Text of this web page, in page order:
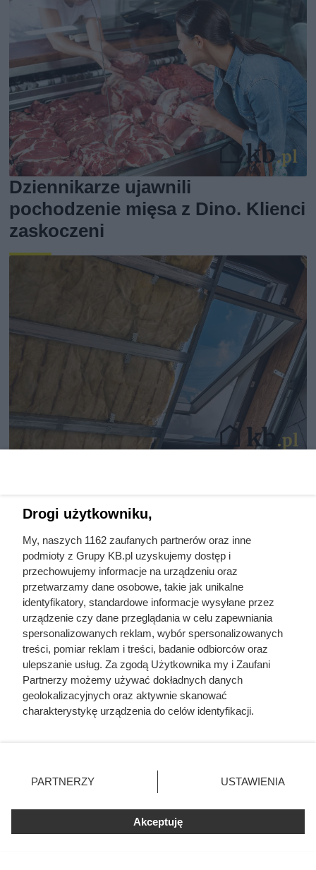
Dziennikarze ujawnili
pochodzenie mięsa z Dino. Klienci
zaskoczeni
to pułapka!
brukowej. Teraz króluje to
Drogi użytkowniku,
My, naszych 1162 zaufanych partnerów oraz inne
podmioty z Grupy KB.pl uzyskujemy dostęp i
przechowujemy informacje na urządzeniu oraz
przetwarzamy dane osobowe, takie jak unikalne
identyfikatory, standardowe informacje wysyłane przez
urządzenie czy dane przeglądania w celu zapewniania
spersonalizowanych reklam, wybór spersonalizowanych
treści, pomiar reklam i treści, badanie odbiorców oraz
ulepszanie usług. Za zgodą Użytkownika my i Zaufani
Partnerzy możemy używać dokładnych danych
geolokalizacyjnych oraz aktywnie skanować
charakterystykę urządzenia do celów identyfikacji.
zmienić/wycofać klikając przycisk ustawień prywatności
znajdujący się w lewym dolnym rogu strony. Niektóre
użytkownika, ale masz prawo sprzeciwić się takiemu
przetwarzaniu. Preferencje będą miały zastosowania tylko
PARTNERZY USTAWIENIA
Akceptuję